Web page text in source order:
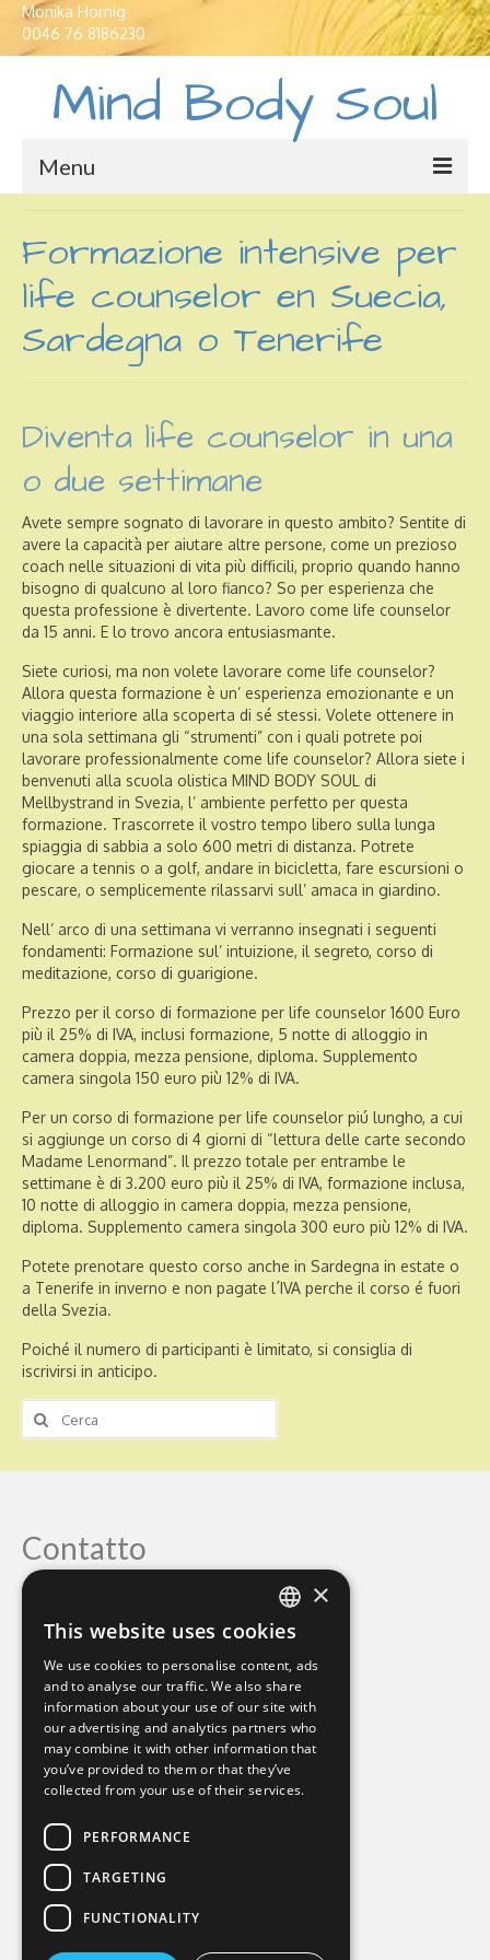
Monika Hornig
0046 76 8186230
Mind Body Soul
Menu
Traduzioni e interpretariato
Formazione professionale
Corsi di Lingue
Crescita personale
Offerte speciali
Formazione intensive per
life counselor en Suecia,
Sardegna o Tenerife
Diventa life counselor in una
o due settimane
Avete sempre sognato di lavorare in questo ambito? Sentite di
avere la capacità per aiutare altre persone, come un prezioso
coach nelle situazioni di vita più difficili, proprio quando hanno
bisogno di qualcuno al loro fianco? So per esperienza che
questa professione è divertente. Lavoro come life counselor
da 15 anni. E lo trovo ancora entusiasmante.
Siete curiosi, ma non volete lavorare come life counselor?
Allora questa formazione è un’ esperienza emozionante e un
viaggio interiore alla scoperta di sé stessi. Volete ottenere in
una sola settimana gli “strumenti” con i quali potrete poi
lavorare professionalmente come life counselor? Allora siete i
benvenuti alla scuola olistica MIND BODY SOUL di
Mellbystrand in Svezia, l’ ambiente perfetto per questa
formazione. Trascorrete il vostro tempo libero sulla lunga
spiaggia di sabbia a solo 600 metri di distanza. Potrete
giocare a tennis o a golf, andare in bicicletta, fare escursioni o
pescare, o semplicemente rilassarvi sull’ amaca in giardino.
Nell’ arco di una settimana vi verranno insegnati i seguenti
fondamenti: Formazione sul’ intuizione, il segreto, corso di
meditazione, corso di guarigione.
Prezzo per il corso di formazione per life counselor 1600 Euro
più il 25% di IVA, inclusi formazione, 5 notte di alloggio in
camera doppia, mezza pensione, diploma. Supplemento
camera singola 150 euro più 12% di IVA.
Per un corso di formazione per life counselor piú lungho, a cui
si aggiunge un corso di 4 giorni di “lettura delle carte secondo
Madame Lenormand”. Il prezzo totale per entrambe le
settimane è di 3.200 euro più il 25% di IVA, formazione inclusa,
10 notte di alloggio in camera doppia, mezza pensione,
diploma. Supplemento camera singola 300 euro più 12% di IVA.
Potete prenotare questo corso anche in Sardegna in estate o
a Tenerife in inverno e non pagate l´IVA perche il corso é fuori
della Svezia.
Poiché il numero di participanti è limitato, si consiglia di
iscrivirsi in anticipo.
Cerca:
Contatto
Monika Hornig
Mellbystrand Sweden
0046-76-8186230
monihornig@gmail.com
ENGLISH
GERMAN
×
This website uses cookies
We use cookies to personalise content, ads
and to analyse our traffic. We also share
information about your use of our site with
our advertising and analytics partners who
may combine it with other information that
you’ve provided to them or that they’ve
collected from your use of their services.
PERFORMANCE
TARGETING
FUNCTIONALITY